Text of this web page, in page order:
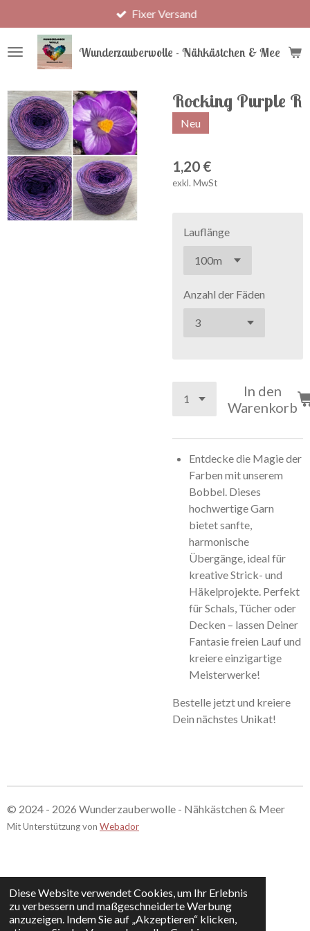
Diese Website verwendet Cookies, um Ihr Erlebnis
zu verbessern und maßgeschneiderte Werbung
anzuzeigen. Indem Sie auf „Akzeptieren“ klicken,
Hauptinhalt
springen
Wunderzauberwolle - Nähkästchen & Meer
Fixer Versand
Rocking Purple R
Neu
1,20 €
exkl. MwSt
Lauflänge
Anzahl der Fäden
In den
Warenkorb
Entdecke die Magie der
Farben mit unserem
Bobbel. Dieses
hochwertige Garn
bietet sanfte,
harmonische
Übergänge, ideal für
kreative Strick- und
Häkelprojekte. Perfekt
für Schals, Tücher oder
Decken – lassen Deiner
Fantasie freien Lauf und
kreiere einzigartige
Meisterwerke!
Bestelle jetzt und kreiere
Dein nächstes Unikat!
© 2024 - 2026 Wunderzauberwolle - Nähkästchen & Meer
Mit Unterstützung von Webador